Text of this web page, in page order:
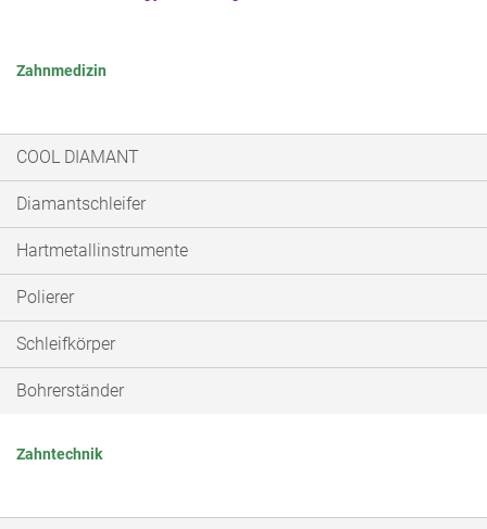
Zahnmedizin
COOL DIAMANT
Diamantschleifer
Hartmetallinstrumente
Polierer
Schleifkörper
Bohrerständer
Zahntechnik